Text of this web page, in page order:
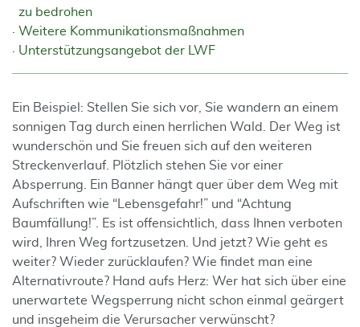
zu bedrohen
Weitere Kommunikationsmaßnahmen
Unterstützungsangebot der LWF
Ein Beispiel: Stellen Sie sich vor, Sie wandern an einem
sonnigen Tag durch einen herrlichen Wald. Der Weg ist
wunderschön und Sie freuen sich auf den weiteren
Streckenverlauf. Plötzlich stehen Sie vor einer
Absperrung. Ein Banner hängt quer über dem Weg mit
Aufschriften wie “Lebensgefahr!” und “Achtung
Baumfällung!”. Es ist offensichtlich, dass Ihnen verboten
wird, Ihren Weg fortzusetzen. Und jetzt? Wie geht es
weiter? Wieder zurücklaufen? Wie findet man eine
Alternativroute? Hand aufs Herz: Wer hat sich über eine
unerwartete Wegsperrung nicht schon einmal geärgert
und insgeheim die Verursacher verwünscht?